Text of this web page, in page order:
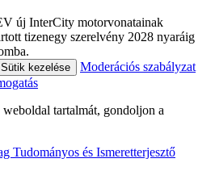
új InterCity motorvonatainak
tizenegy szerelvény 2028 nyaráig
Sütik kezelése
Moderációs szabályzat
tartalmát, gondoljon a
Tudományos és Ismeretterjesztő